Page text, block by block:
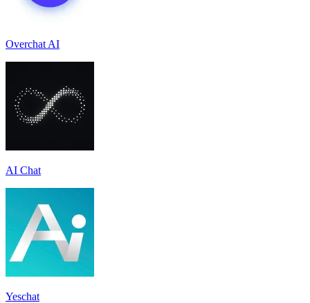
Overchat AI
AI Chat
Yeschat